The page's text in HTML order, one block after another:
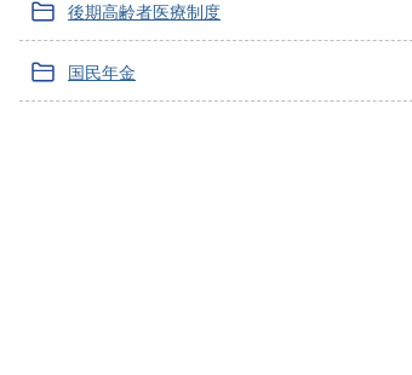
後期高齢者医療制度
国民年金